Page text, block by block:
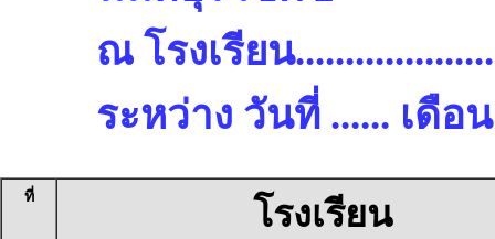
ณ โรงเรียน
ระหว่าง วันที่ ...... เดือ
ที่ โรงเรียน